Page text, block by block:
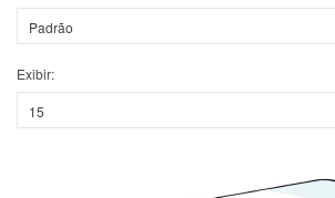
Exibir: